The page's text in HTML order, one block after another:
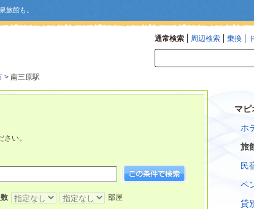
旅館も。
通常検索 周辺検索 乗換
> 南三原駅
い。
部屋
マピ
ホ
旅
民
ペ
貸